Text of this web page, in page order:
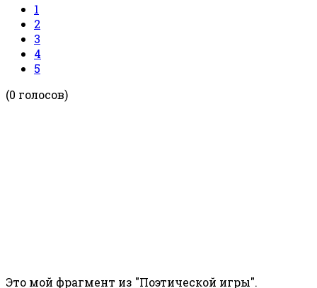
1
2
3
4
5
(0 голосов)
Это мой фрагмент из "Поэтической игры".